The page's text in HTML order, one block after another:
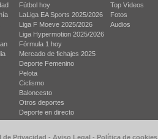
Fútbol hoy
LaLiga EA Sports 2025/2026
Liga F Moeve 2025/2026
Liga Hypermotion 2025/2026
Fórmula 1 hoy
Mercado de fichajes 2025
Deporte Femenino
Pelota
Ciclismo
Baloncesto
Otros deportes
Deporte en directo
Top Vídeos
Fotos
Audios
de Privacidad - Aviso Legal - Política de cookies